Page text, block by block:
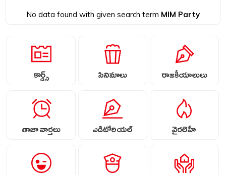
No data found with given search term MIM Party
కార్డ్స్ సినిమాలు రాజకీయాలులు
తాజా వార్తలు ఎడిటోరియల్ వైరలెహే